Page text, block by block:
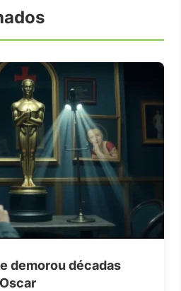
demorou décadas